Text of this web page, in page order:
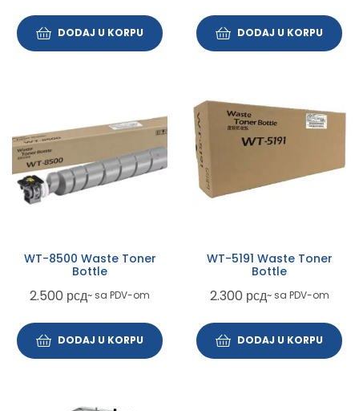
DODAJ U KORPU DODAJ U KORPU
WT-8500 Waste Toner
Bottle
2.500 рсд~ sa PDV-om
DODAJ U KORPU
WT-5191 Waste Toner
Bottle
2.300 рсд~ sa PDV-om
DODAJ U KORPU